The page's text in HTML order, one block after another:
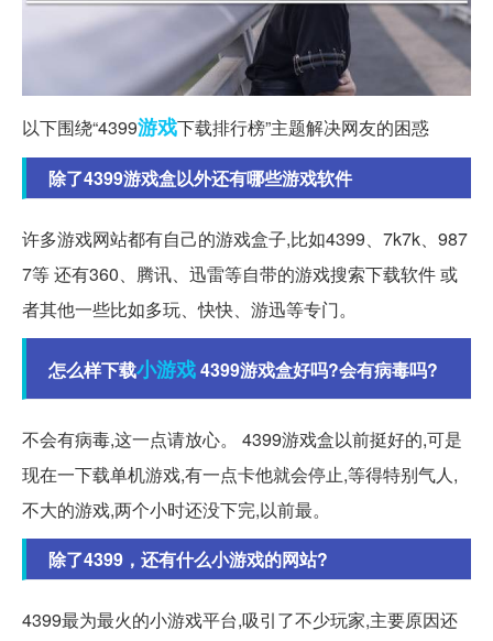
以下围绕“4399游戏下载排行榜”主题解决网友的困惑
除了4399游戏盒以外还有哪些游戏软件
许多游戏网站都有自己的游戏盒子,比如4399、7k7k、987
7等 还有360、腾讯、迅雷等自带的游戏搜索下载软件 或
者其他一些比如多玩、快快、游迅等专门。
怎么样下载小游戏4399游戏盒好吗?会有病毒吗?
不会有病毒,这一点请放心。 4399游戏盒以前挺好的,可是
现在一下载单机游戏,有一点卡他就会停止,等得特别气人,
不大的游戏,两个小时还没下完,以前最。
除了4399，还有什么小游戏的网站?
4399最为最火的小游戏平台,吸引了不少玩家,主要原因还